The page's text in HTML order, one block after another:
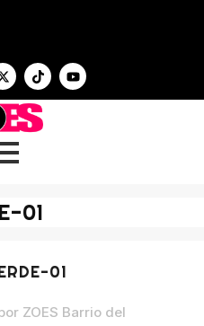
01
01
ZOES Barrio del